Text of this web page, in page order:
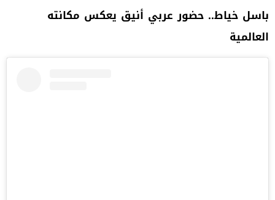
باسل خياط.. حضور عربي أنيق يعكس مكانته
العالمية